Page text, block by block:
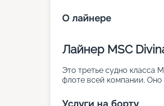
О лайнере
Лайнер MSC
Это третье судно класса
флоте всей компании. Оно
человек. Основные